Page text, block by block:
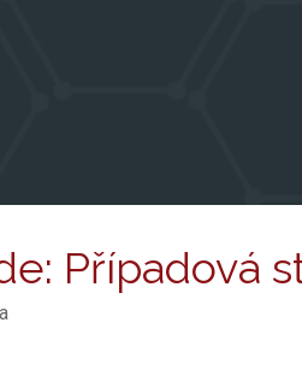
Případová